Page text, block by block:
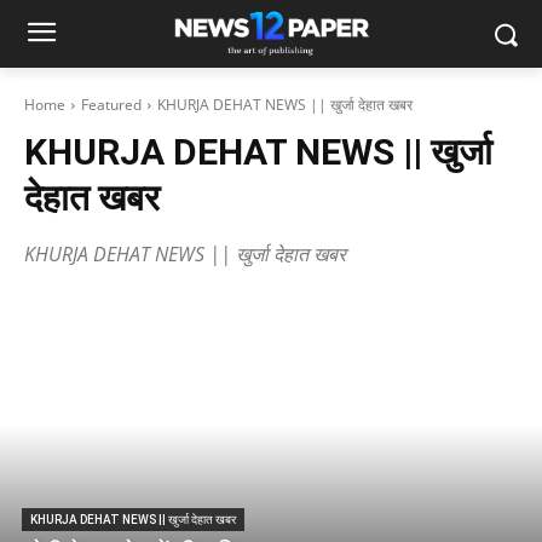
Home Featured KHURJA DEHAT NEWS || खुर्जा देहात खबर
KHURJA DEHAT NEWS || खुर्जा
देहात खबर
KHURJA DEHAT NEWS || खुर्जा देहात खबर
KHURJA DEHAT NEWS || खुर्जा देहात खबर